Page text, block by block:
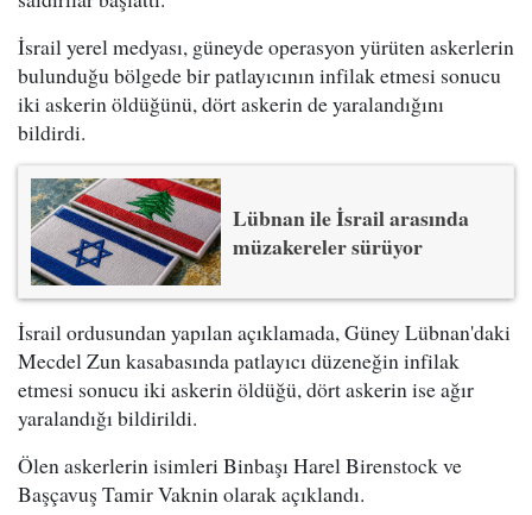
İsrail yerel medyası, güneyde operasyon yürüten askerlerin
bulunduğu bölgede bir patlayıcının infilak etmesi sonucu
iki askerin öldüğünü, dört askerin de yaralandığını
bildirdi.
Lübnan ile İsrail arasında
müzakereler sürüyor
İsrail ordusundan yapılan açıklamada, Güney Lübnan'daki
Mecdel Zun kasabasında patlayıcı düzeneğin infilak
etmesi sonucu iki askerin öldüğü, dört askerin ise ağır
yaralandığı bildirildi.
Ölen askerlerin isimleri Binbaşı Harel Birenstock ve
Başçavuş Tamir Vaknin olarak açıklandı.